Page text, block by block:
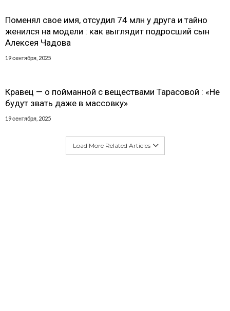
Поменял свое имя, отсудил 74 млн у друга и тайно
женился на модели : как выглядит подросший сын
Алексея Чадова
19 сентября, 2025
Кравец — о пойманной с веществами Тарасовой : «Не
будут звать даже в массовку»
19 сентября, 2025
Load More Related Articles